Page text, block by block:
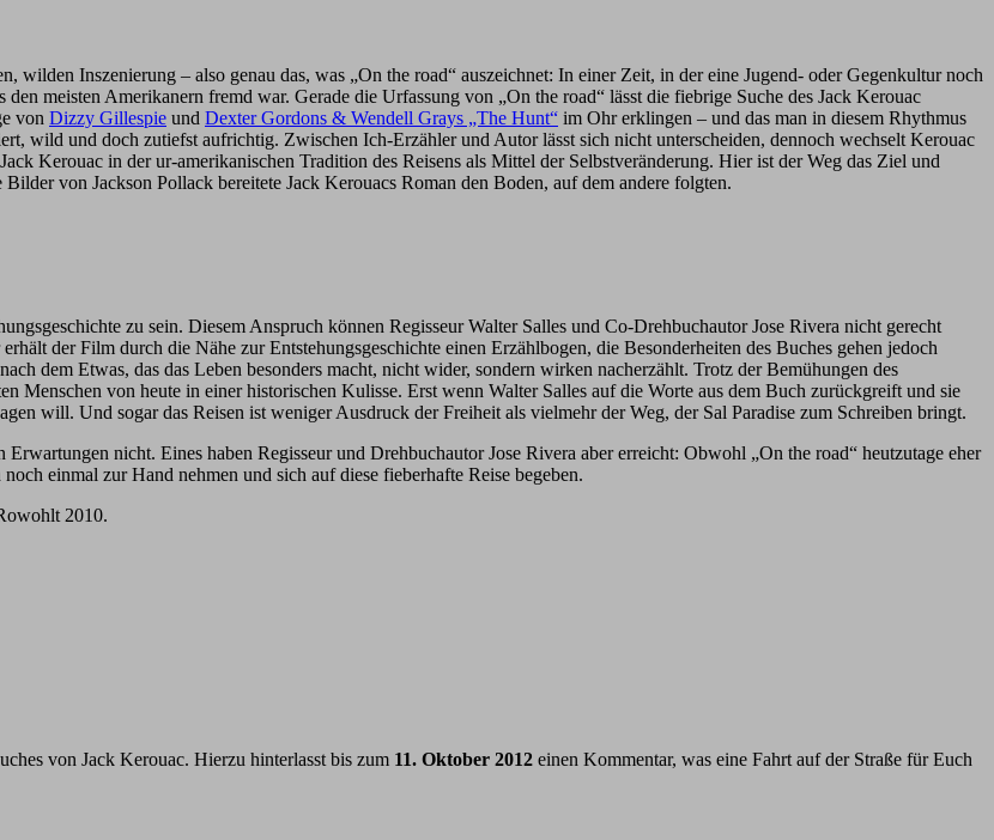
wilden Inszenierung – also genau das, was „On the road“ auszeichnet: In einer Zeit, in der eine Jugend- oder Gegenkultur noch
meisten Amerikanern fremd war. Gerade die Urfassung von „On the road“ lässt die fiebrige Suche des Jack Kerouac
von Dizzy Gillespie und Dexter Gordons & Wendell Grays „The Hunt“ im Ohr erklingen – und das man in diesem Rhythmus
wild und doch zutiefst aufrichtig. Zwischen Ich-Erzähler und Autor lässt sich nicht unterscheiden, dennoch wechselt Kerouac
Kerouac in der ur-amerikanischen Tradition des Reisens als Mittel der Selbstveränderung. Hier ist der Weg das Ziel und
von Jackson Pollack bereitete Jack Kerouacs Roman den Boden, auf dem andere folgten.
zu sein. Diesem Anspruch können Regisseur Walter Salles und Co-Drehbuchautor Jose Rivera nicht gerecht
der Film durch die Nähe zur Entstehungsgeschichte einen Erzählbogen, die Besonderheiten des Buches gehen jedoch
dem Etwas, das das Leben besonders macht, nicht wider, sondern wirken nacherzählt. Trotz der Bemühungen des
Menschen von heute in einer historischen Kulisse. Erst wenn Walter Salles auf die Worte aus dem Buch zurückgreift und sie
will. Und sogar das Reisen ist weniger Ausdruck der Freiheit als vielmehr der Weg, der Sal Paradise zum Schreiben bringt.
nicht. Eines haben Regisseur und Drehbuchautor Jose Rivera aber erreicht: Obwohl „On the road“ heutzutage eher
einmal zur Hand nehmen und sich auf diese fieberhafte Reise begeben.
2010.
von Jack Kerouac. Hierzu hinterlasst bis zum 11. Oktober 2012 einen Kommentar, was eine Fahrt auf der Straße für Euch